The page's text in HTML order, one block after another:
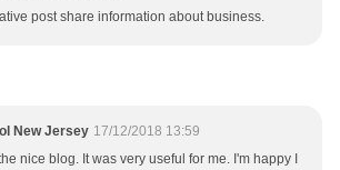
post share information about business.
New Jersey 17/12/2018 13:59
nice blog. It was very useful for me. I'm happy I